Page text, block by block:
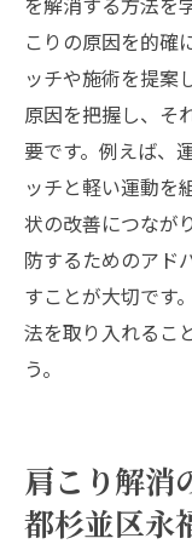
こりの原因を的確
ッチや施術を提案
原因を把握し、そ
要です。例えば、
ッチと軽い運動を
状の改善につなが
防するためのアド
すことが大切です
法を取り入れるこ
う。
肩こり解消
都杉並区永